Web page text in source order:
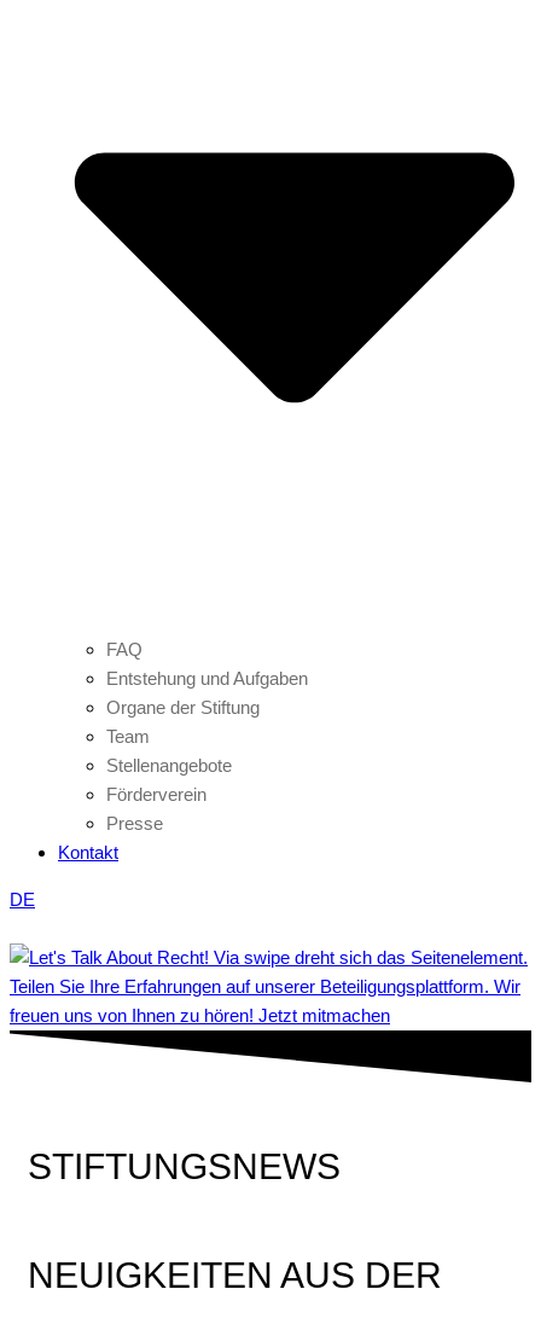
FAQ
Entstehung und Aufgaben
Organe der Stiftung
Team
Stellenangebote
Förderverein
Presse
Kontakt
DE
Teilen Sie Ihre Erfahrungen auf unserer Beteiligungsplattform. Wir
freuen uns von Ihnen zu hören! Jetzt mitmachen
STIFTUNGSNEWS
NEUIGKEITEN AUS DER